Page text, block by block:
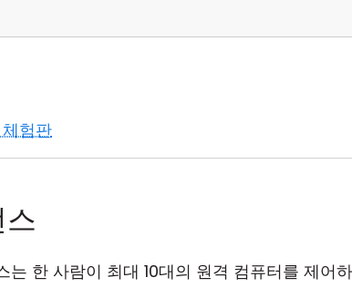
험판
는 한 사람이 최대 10대의 원격 컴퓨터를 제어